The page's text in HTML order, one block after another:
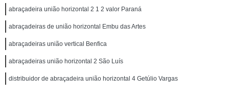
abraçadeira união horizontal 2 1 2 valor Paraná
abraçadeiras de união horizontal Embu das Artes
abraçadeiras união vertical Benfica
abraçadeiras união horizontal 2 São Luís
distribuidor de abraçadeira união horizontal 4 Getúlio Vargas